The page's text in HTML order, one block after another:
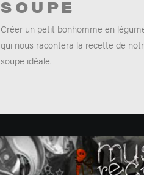
SOUPE
Créer un petit bonhomme en
qui nous racontera la recette de
soupe idéale.